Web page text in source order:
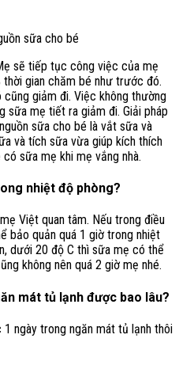
sữa cho bé
sẽ tiếp tục công việc của mẹ
gian chăm bé như trước đó.
giảm đi. Việc không thường
sữa mẹ tiết ra giảm đi. Giải pháp
sữa cho bé là vắt sữa và
và tích sữa vừa giúp kích thích
sữa mẹ khi mẹ vắng nhà.
nhiệt độ phòng?
Việt quan tâm. Nếu trong điều
bảo quản quá 1 giờ trong nhiệt
dưới 20 độ C thì sữa mẹ có thể
không nên quá 2 giờ mẹ nhé.
mát tủ lạnh được bao lâu?
ngày trong ngăn mát tủ lạnh thôi